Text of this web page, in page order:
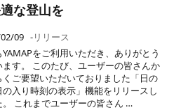
な登山を
09 -リリース
YAMAPをご利用いただき、ありがとう
ます。 このたび、ユーザーの皆さんか
くご要望いただいておりました「日の
の入り時刻の表示」機能をリリースし
。 これまでユーザーの皆さん …